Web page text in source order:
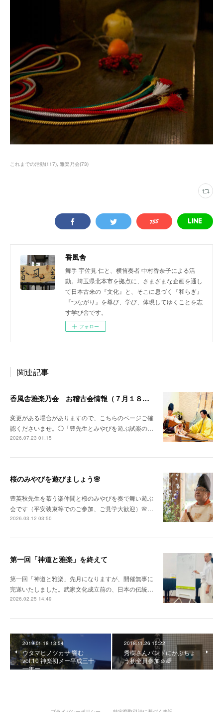
これまでの活動(117) 雅楽乃会(73)
香風舎
舞手 宇佐見 仁と、横笛奏者 中村香奈子による活
動。埼玉県北本市を拠点に、さまざまな企画を通し
て日本古来の『文化』と、そこに息づく『和らぎ』
『つながり』を尊び、学び、体現してゆくことを志
す学び舎です。
フォロー
関連記事
香風舎雅楽乃会 お稽古会情報（７月１８日更新）
変更がある場合がありますので、こちらのページご確
認くださいませ。◯「豊先生とみやびを遊ぶ試楽の…
2026.07.23 01:15
桜のみやびを遊びましょう🌸
豊英秋先生を慕う楽仲間と桜のみやびを奏で舞い遊ぶ
会です（平安装束等でのご参加、ご見学大歓迎）🌸…
2026.03.12 03:50
第一回「神道と雅楽」を終えて
第一回「神道と雅楽」先月になりますが、開催無事に
完遂いたしました。武家文化成立前の、日本の伝統…
2026.02.25 14:49
2019.01.18 13:54
ウタマヒノツカサ 響む
vol.10 神楽初メー平成三十
一年ー
2018.11.26 15:22
秀樹さんバンドにかぶちょ
う初全員参加☺🌈